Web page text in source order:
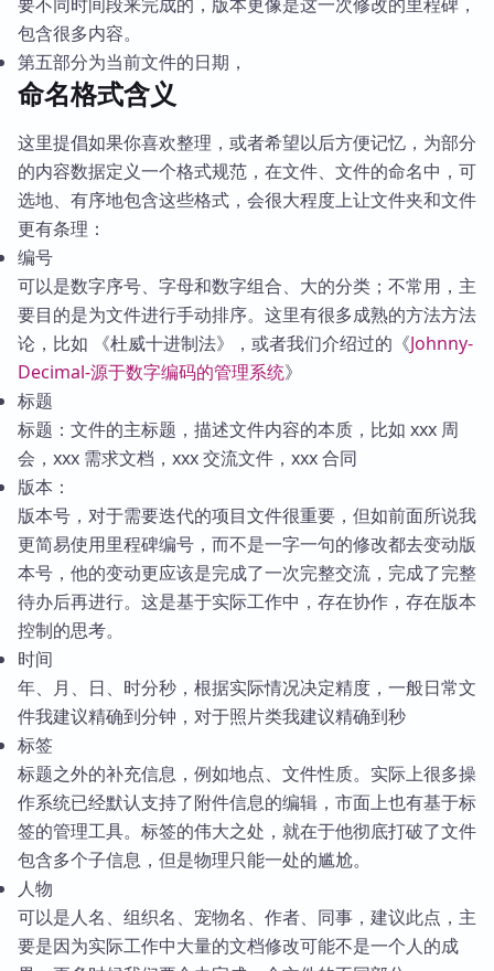
包含很多内容。
第五部分为当前文件的日期，
命名格式含义
这里提倡如果你喜欢整理，或者希望以后方便记忆，为部分
的内容数据定义一个格式规范，在文件、文件的命名中，可
选地、有序地包含这些格式，会很大程度上让文件夹和文件
更有条理：
编号
可以是数字序号、字母和数字组合、大的分类；不常用，主
要目的是为文件进行手动排序。这里有很多成熟的方法方法
论，比如 《杜威十进制法》，或者我们介绍过的《Johnny-
Decimal-源于数字编码的管理系统》
标题
标题：文件的主标题，描述文件内容的本质，比如 xxx 周
会，xxx 需求文档，xxx 交流文件，xxx 合同
版本：
版本号，对于需要迭代的项目文件很重要，但如前面所说我
更简易使用里程碑编号，而不是一字一句的修改都去变动版
本号，他的变动更应该是完成了一次完整交流，完成了完整
待办后再进行。这是基于实际工作中，存在协作，存在版本
控制的思考。
时间
年、月、日、时分秒，根据实际情况决定精度，一般日常文
件我建议精确到分钟，对于照片类我建议精确到秒
标签
标题之外的补充信息，例如地点、文件性质。实际上很多操
作系统已经默认支持了附件信息的编辑，市面上也有基于标
签的管理工具。标签的伟大之处，就在于他彻底打破了文件
包含多个子信息，但是物理只能一处的尴尬。
人物
可以是人名、组织名、宠物名、作者、同事，建议此点，主
要是因为实际工作中大量的文档修改可能不是一个人的成